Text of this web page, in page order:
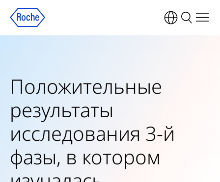
Положительные
результаты
исследования 3-й
фазы, в котором